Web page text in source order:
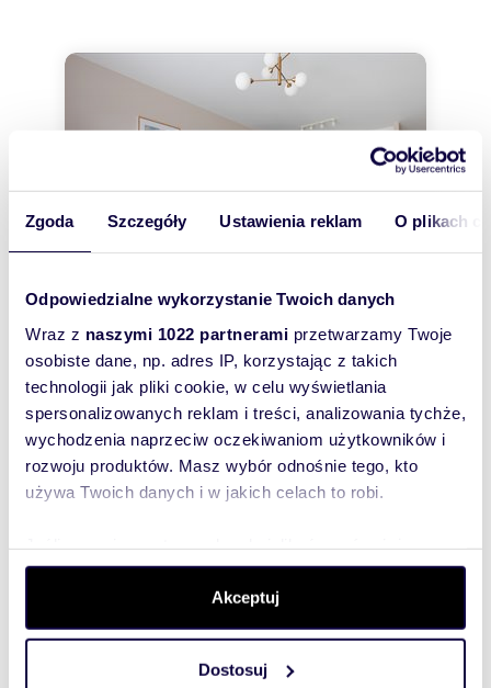
Zgoda Szczegóły Ustawienia reklam O plikach
Odpowiedzialne wykorzystanie Twoich danych
Wraz z naszymi 1022 partnerami przetwarzamy Twoje
osobiste dane, np. adres IP, korzystając z takich
technologii jak pliki cookie, w celu wyświetlania
spersonalizowanych reklam i treści, analizowania tychże,
wychodzenia naprzeciw oczekiwaniom użytkowników i
rozwoju produktów. Masz wybór odnośnie tego, kto
używa Twoich danych i w jakich celach to robi.
Gromadzić dane dotyczące Twojej lokalizacji
geograficznej z dokładnością nawet do kilku metrów
Identyfikować Twoje urządzenie, aktywnie analizując
czyli wirtualny odcisk palca)
Akceptuj
Dostosuj
48m 2 73 zł/m2
mieszkanie na wynajem 48m2
3 500 zł
mieszkanie Warszawa, Ursus, Karola
Taylora